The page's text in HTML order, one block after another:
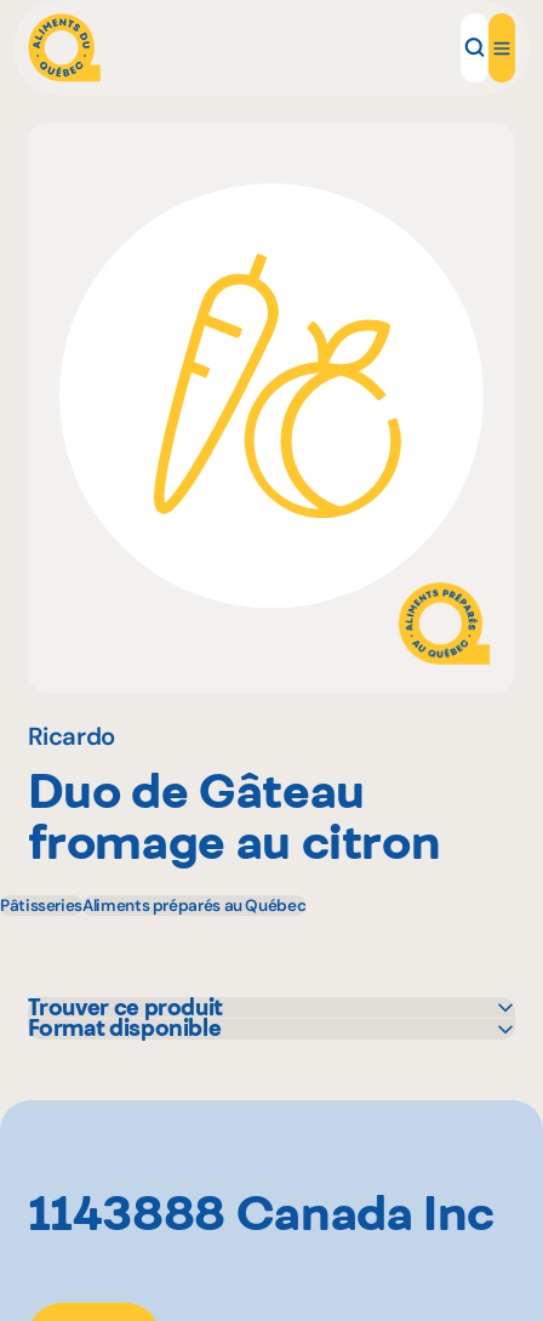
Inspirations d'ici
Restaurants
Institutions
À propos
Ricardo
Duo de Gâteau
fromage au citron
PâtisseriesAliments préparés au Québec
Trouver ce produit
IGA
Format disponible
1143888 Canada Inc